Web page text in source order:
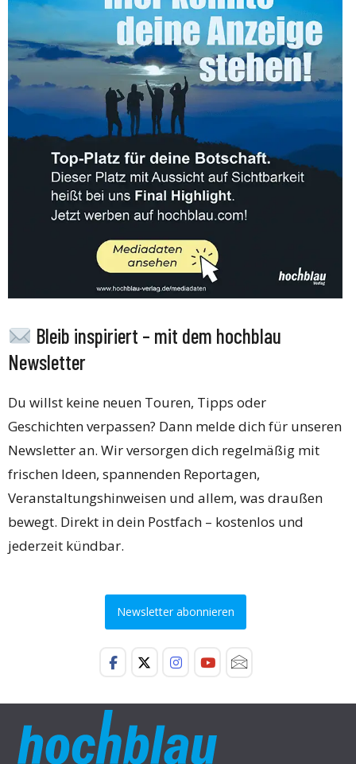
Bleib inspiriert – mit dem hochblau
Newsletter
Du willst keine neuen Touren, Tipps oder
Geschichten verpassen? Dann melde dich für unseren
Newsletter an. Wir versorgen dich regelmäßig mit
frischen Ideen, spannenden Reportagen,
Veranstaltungshinweisen und allem, was draußen
bewegt. Direkt in dein Postfach – kostenlos und
jederzeit kündbar.
Newsletter abonnieren